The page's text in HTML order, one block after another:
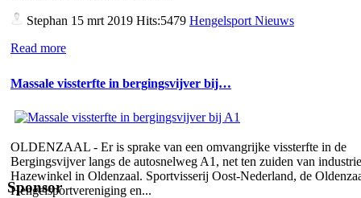
Stephan 15 mrt 2019 Hits:5479 Hengelsport Nieuws
Read more
Massale vissterfte in bergingsvijver bij…
OLDENZAAL - Er is sprake van een omvangrijke vissterfte in de
Bergingsvijver langs de autosnelweg A1, net ten zuiden van
Hazewinkel in Oldenzaal. Sportvisserij Oost-Nederland, de
Hengelsportvereniging en...
Sponsor